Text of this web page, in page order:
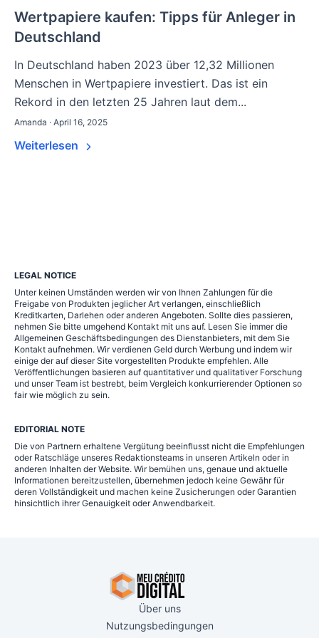
Wertpapiere kaufen: Tipps für Anleger in
Deutschland
In Deutschland haben 2023 über 12,32 Millionen
Menschen in Wertpapiere investiert. Das ist ein
Rekord in den letzten 25 Jahren laut dem...
Amanda · April 16, 2025
Weiterlesen
LEGAL NOTICE
Unter keinen Umständen werden wir von Ihnen Zahlungen für die
Freigabe von Produkten jeglicher Art verlangen, einschließlich
Kreditkarten, Darlehen oder anderen Angeboten. Sollte dies passieren,
nehmen Sie bitte umgehend Kontakt mit uns auf. Lesen Sie immer die
Allgemeinen Geschäftsbedingungen des Dienstanbieters, mit dem Sie
Kontakt aufnehmen. Wir verdienen Geld durch Werbung und indem wir
einige der auf dieser Site vorgestellten Produkte empfehlen. Alle
Veröffentlichungen basieren auf quantitativer und qualitativer Forschung
und unser Team ist bestrebt, beim Vergleich konkurrierender Optionen so
fair wie möglich zu sein.
EDITORIAL NOTE
Die von Partnern erhaltene Vergütung beeinflusst nicht die Empfehlungen
oder Ratschläge unseres Redaktionsteams in unseren Artikeln oder in
anderen Inhalten der Website. Wir bemühen uns, genaue und aktuelle
Informationen bereitzustellen, übernehmen jedoch keine Gewähr für
deren Vollständigkeit und machen keine Zusicherungen oder Garantien
hinsichtlich ihrer Genauigkeit oder Anwendbarkeit.
Über uns
Nutzungsbedingungen